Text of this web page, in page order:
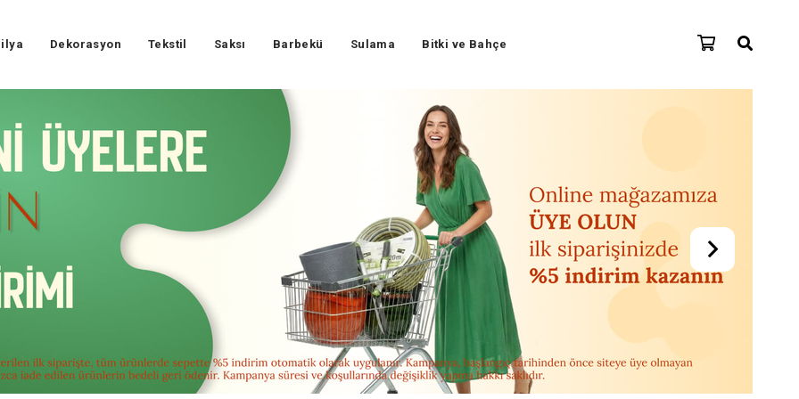
Dekorasyon Tekstil Saksı Barbekü Sulama Bitki ve Bahçe